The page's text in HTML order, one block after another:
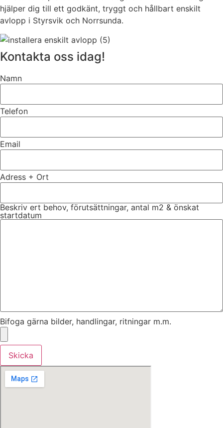
hjälper dig till ett godkänt, tryggt och hållbart enskilt
avlopp i Styrsvik och Norrsunda.
Kontakta oss idag!
Namn
Telefon
Email
Adress + Ort
Beskriv ert behov, förutsättningar, antal m2 & önskat
startdatum
Bifoga gärna bilder, handlingar, ritningar m.m.
Skicka